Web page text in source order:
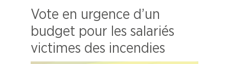
Vote en urgence d’un
budget pour les salariés
victimes des incendies